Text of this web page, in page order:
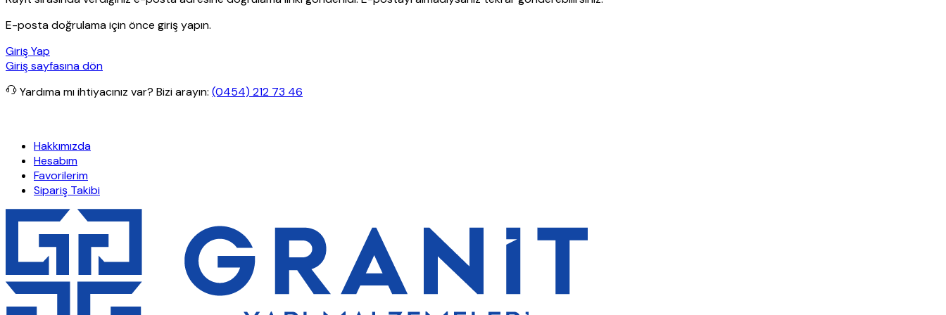
E-posta doğrulama için önce giriş yapın.
Giriş Yap
Giriş sayfasına dön
Yardıma mı ihtiyacınız var? Bizi arayın: (0454) 212 73 46
Hakkımızda
Hesabım
Favorilerim
Sipariş Takibi